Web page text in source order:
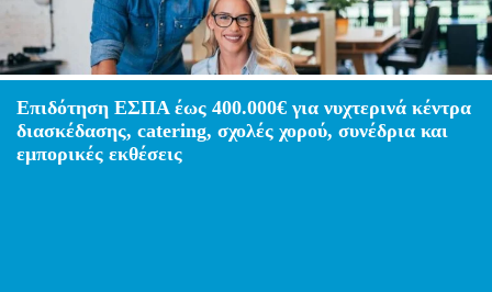
Επιδότηση ΕΣΠΑ έως 400.000€ για νυχτερινά κέντρα
διασκέδασης, catering, σχολές χορού, συνέδρια και
εμπορικές εκθέσεις